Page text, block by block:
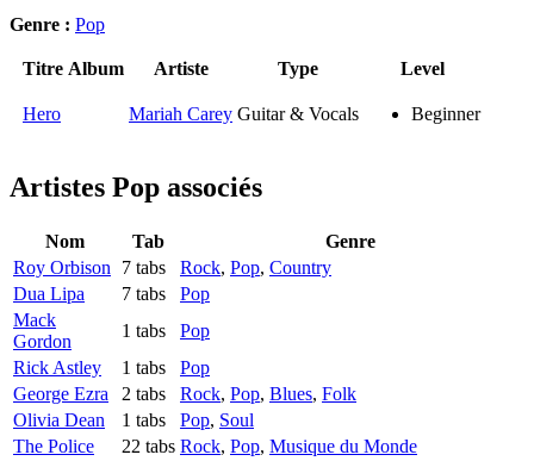
Genre : Pop
Titre Album Artiste Type Level
Hero Mariah Carey Guitar & Vocals Beginner
Artistes Pop associés
Nom Tab
Genre
Roy Orbison
7 tabs Rock, Pop, Country
Dua Lipa
7 tabs
Pop
Mack
Gordon
1 tabs
Pop
Rick Astley
1 tabs
Pop
George Ezra
2 tabs Rock, Pop, Blues, Folk
Olivia Dean
1 tabs Pop, Soul
The Police
22 tabs Rock, Pop, Musique du Monde